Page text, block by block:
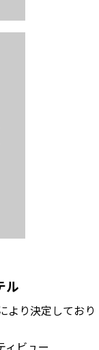
ル
より決定しており
ィビュー